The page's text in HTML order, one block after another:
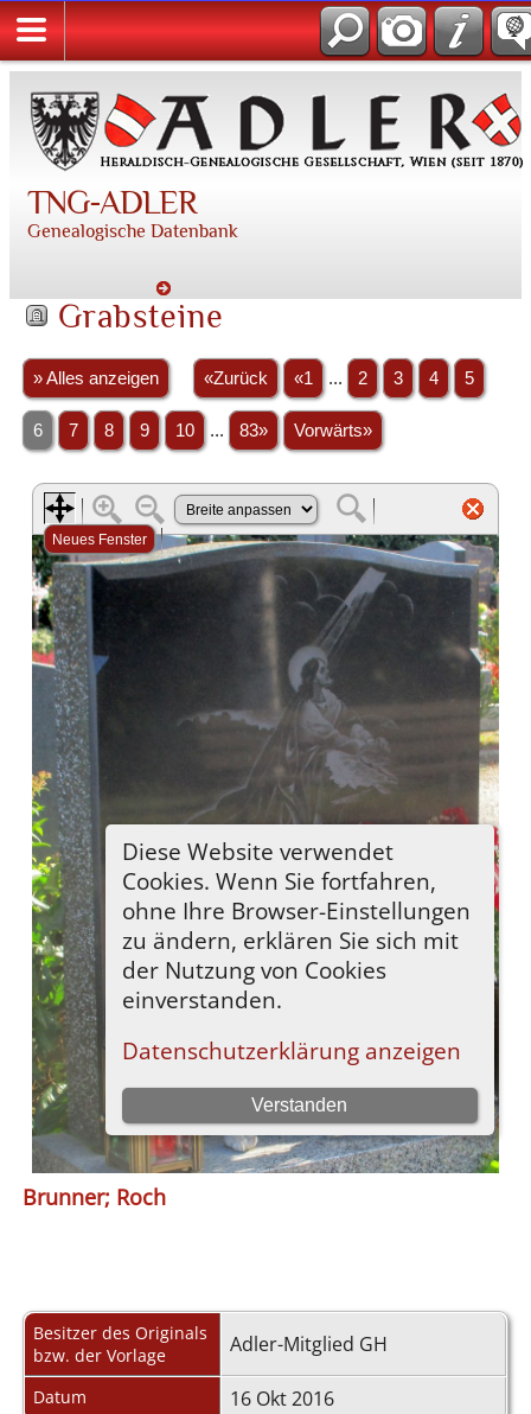
TNG-ADLER
Genealogische Datenbank
Grabsteine
» Alles anzeigen «Zurück «1 ... 2 3 4 5
6 7 8 9 10 ... 83» Vorwärts»
Brunner; Roch
Besitzer des Originals
bzw. der Vorlage
Adler-Mitglied GH
Datum 16 Okt 2016